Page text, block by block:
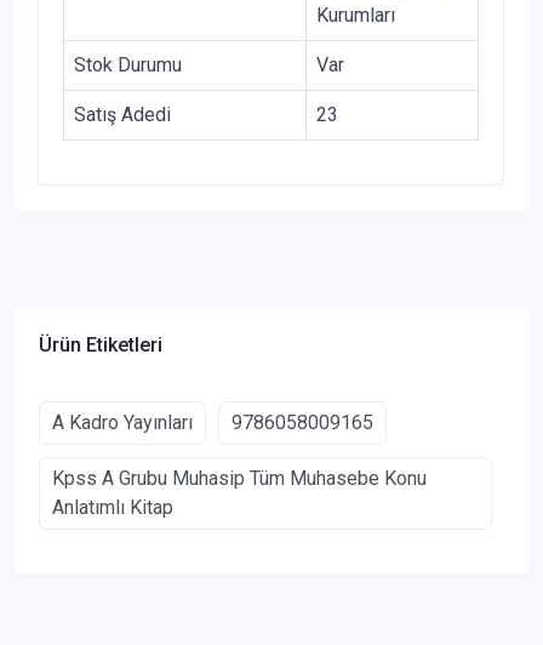
Kurumları
Stok Durumu Var
Satış Adedi 23
Ürün Etiketleri
A Kadro Yayınları 9786058009165
Kpss A Grubu Muhasip Tüm Muhasebe Konu
Anlatımlı Kitap